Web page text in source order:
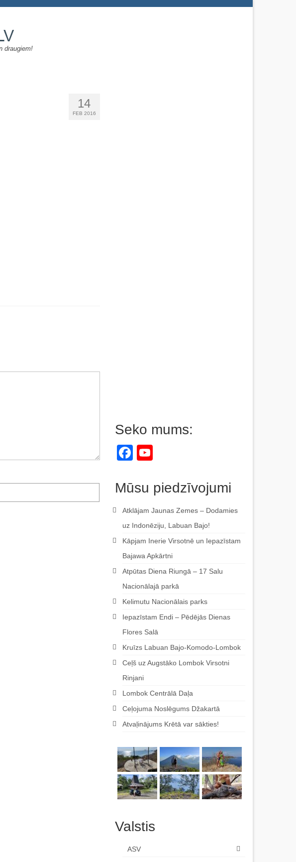
draugiem!
14
FEB 2016
Seko mums:
Facebook
Mūsu piedzīvojumi
Atklājam Jaunas Zemes – Dodamies
uz Indonēziju, Labuan Bajo!
Kāpjam Inerie Virsotnē un Iepazīstam
Bajawa Apkārtni
Atpūtas Diena Riungā – 17 Salu
Nacionālajā parkā
Kelimutu Nacionālais parks
Iepazīstam Endi – Pēdējās Dienas
Flores Salā
Kruīzs Labuan Bajo-Komodo-Lombok
Ceļš uz Augstāko Lombok Virsotni
Rinjani
Lombok Centrālā Daļa
Ceļojuma Noslēgums Džakartā
Atvaļinājums Krētā var sākties!
Valstis
ASV